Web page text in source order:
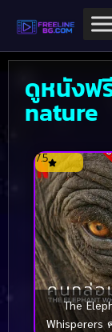
ดูหนังฟ
nature
7.5
The
Whisperers